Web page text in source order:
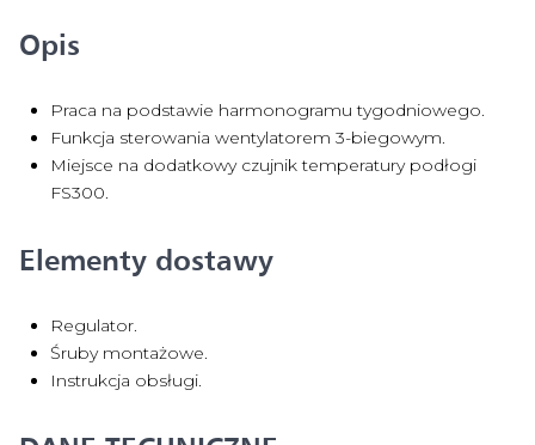
Opis
Praca na podstawie harmonogramu tygodniowego.
Funkcja sterowania wentylatorem 3-biegowym.
Miejsce na dodatkowy czujnik temperatury podłogi
FS300.
Elementy dostawy
Regulator.
Śruby montażowe.
Instrukcja obsługi.